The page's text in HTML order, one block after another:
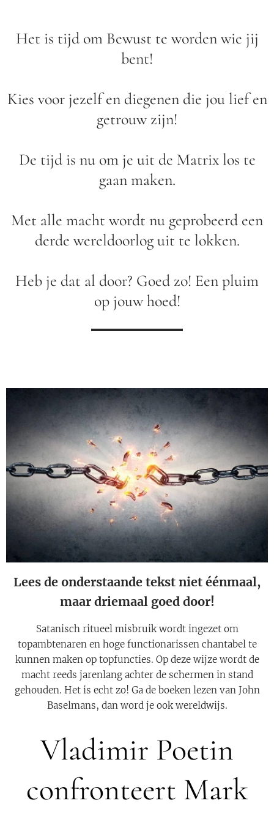
Het is tijd om Bewust te worden wie jij
bent!
Kies voor jezelf en diegenen die jou lief en
getrouw zijn!
De tijd is nu om je uit de Matrix los te
gaan maken.
Met alle macht wordt nu geprobeerd een
derde wereldoorlog uit te lokken.
Heb je dat al door? Goed zo! Een pluim
op jouw hoed!
Lees de onderstaande tekst niet éénmaal,
maar driemaal goed door!
Satanisch ritueel misbruik wordt ingezet om
topambtenaren en hoge functionarissen chantabel te
kunnen maken op topfuncties. Op deze wijze wordt de
macht reeds jarenlang achter de schermen in stand
gehouden. Het is echt zo! Ga de boeken lezen van John
Baselmans, dan word je ook wereldwijs.
Vladimir Poetin
confronteert Mark